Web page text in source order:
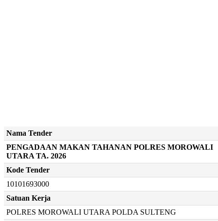
Nama Tender
PENGADAAN MAKAN TAHANAN POLRES MOROWALI
UTARA TA. 2026
Kode Tender
10101693000
Satuan Kerja
POLRES MOROWALI UTARA POLDA SULTENG